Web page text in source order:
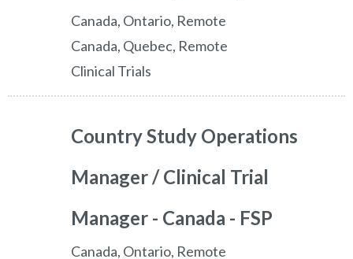
Canada, Ontario, Remote
Canada, Quebec, Remote
Clinical Trials
Country Study Operations
Manager / Clinical Trial
Manager - Canada - FSP
Canada, Ontario, Remote